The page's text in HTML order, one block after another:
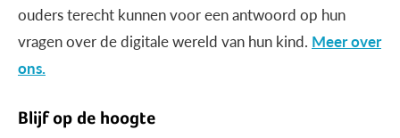
ouders terecht kunnen voor een antwoord op hun
vragen over de digitale wereld van hun kind. Meer over
ons.
Blijf op de hoogte